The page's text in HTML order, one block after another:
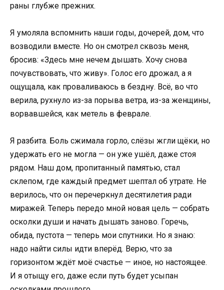
раны глубже прежних.
Я умоляла вспомнить наши годы, дочерей, дом, что
возводили вместе. Но он смотрел сквозь меня,
бросив: «Здесь мне нечем дышать. Хочу снова
почувствовать, что живу». Голос его дрожал, а я
ощущала, как проваливаюсь в бездну. Всё, во что
верила, рухнуло из-за порыва ветра, из-за женщины,
ворвавшейся, как метель в феврале.
Я разбита. Боль сжимала горло, слёзы жгли щёки, но
удержать его не могла — он уже ушёл, даже стоя
рядом. Наш дом, пропитанный памятью, стал
склепом, где каждый предмет шептал об утрате. Не
верилось, что он перечеркнул десятилетия ради
миражей. Теперь передо мной новая цель — собрать
осколки души и начать дышать заново. Горечь,
обида, пустота — теперь мои спутники. Но я знаю:
надо найти силы идти вперёд. Верю, что за
горизонтом ждёт моё счастье — иное, но настоящее.
И я отыщу его, даже если путь будет усыпан